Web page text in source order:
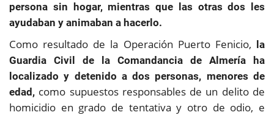
persona sin hogar, mientras que las otras dos les
ayudaban y animaban a hacerlo.
Como resultado de la Operación Puerto Fenicio,
la
Guardia Civil de la Comandancia de Almería ha
localizado y detenido a dos personas, menores de
edad, como supuestos responsables de un delito de
homicidio en grado de tentativa y otro de odio, e